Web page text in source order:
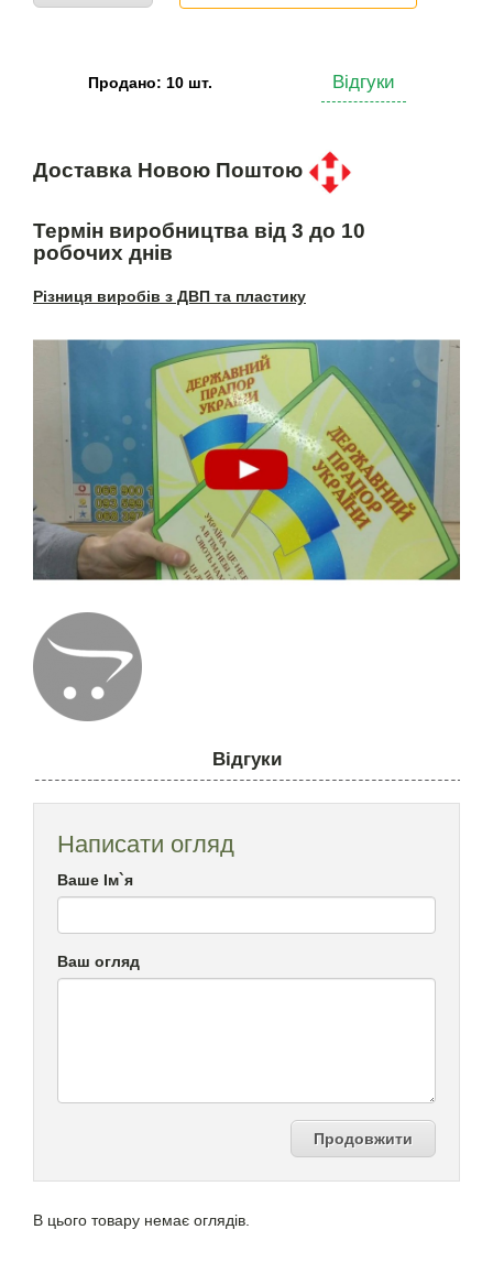
Продано: 10 шт. Відгуки
Доставка Новою Поштою
Термін виробництва від 3 до 10
робочих днів
Різниця виробів з ДВП та пластику
Відгуки
Написати огляд
Ваше Ім`я
Ваш огляд
Продовжити
В цього товару немає оглядів.